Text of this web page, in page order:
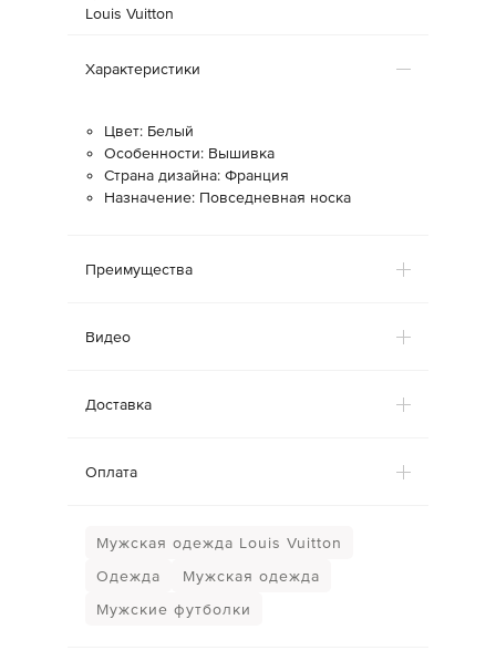
Louis Vuitton
Характеристики
Цвет: Белый
Особенности: Вышивка
Страна дизайна: Франция
Назначение: Повседневная носка
Преимущества
Видео
Доставка
Оплата
Мужская одежда Louis Vuitton
Одежда
Мужская одежда
Мужские футболки